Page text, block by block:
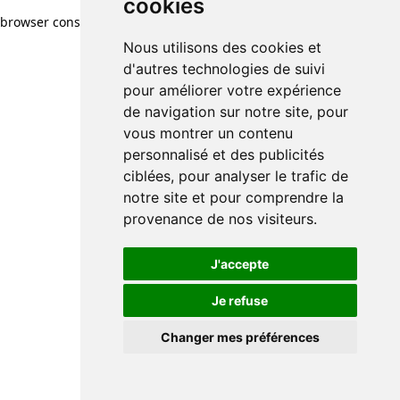
cookies
Nous utilisons des cookies et
d'autres technologies de suivi
pour améliorer votre expérience
de navigation sur notre site, pour
vous montrer un contenu
personnalisé et des publicités
ciblées, pour analyser le trafic de
notre site et pour comprendre la
provenance de nos visiteurs.
J'accepte
Je refuse
Changer mes préférences
browser console for more information)